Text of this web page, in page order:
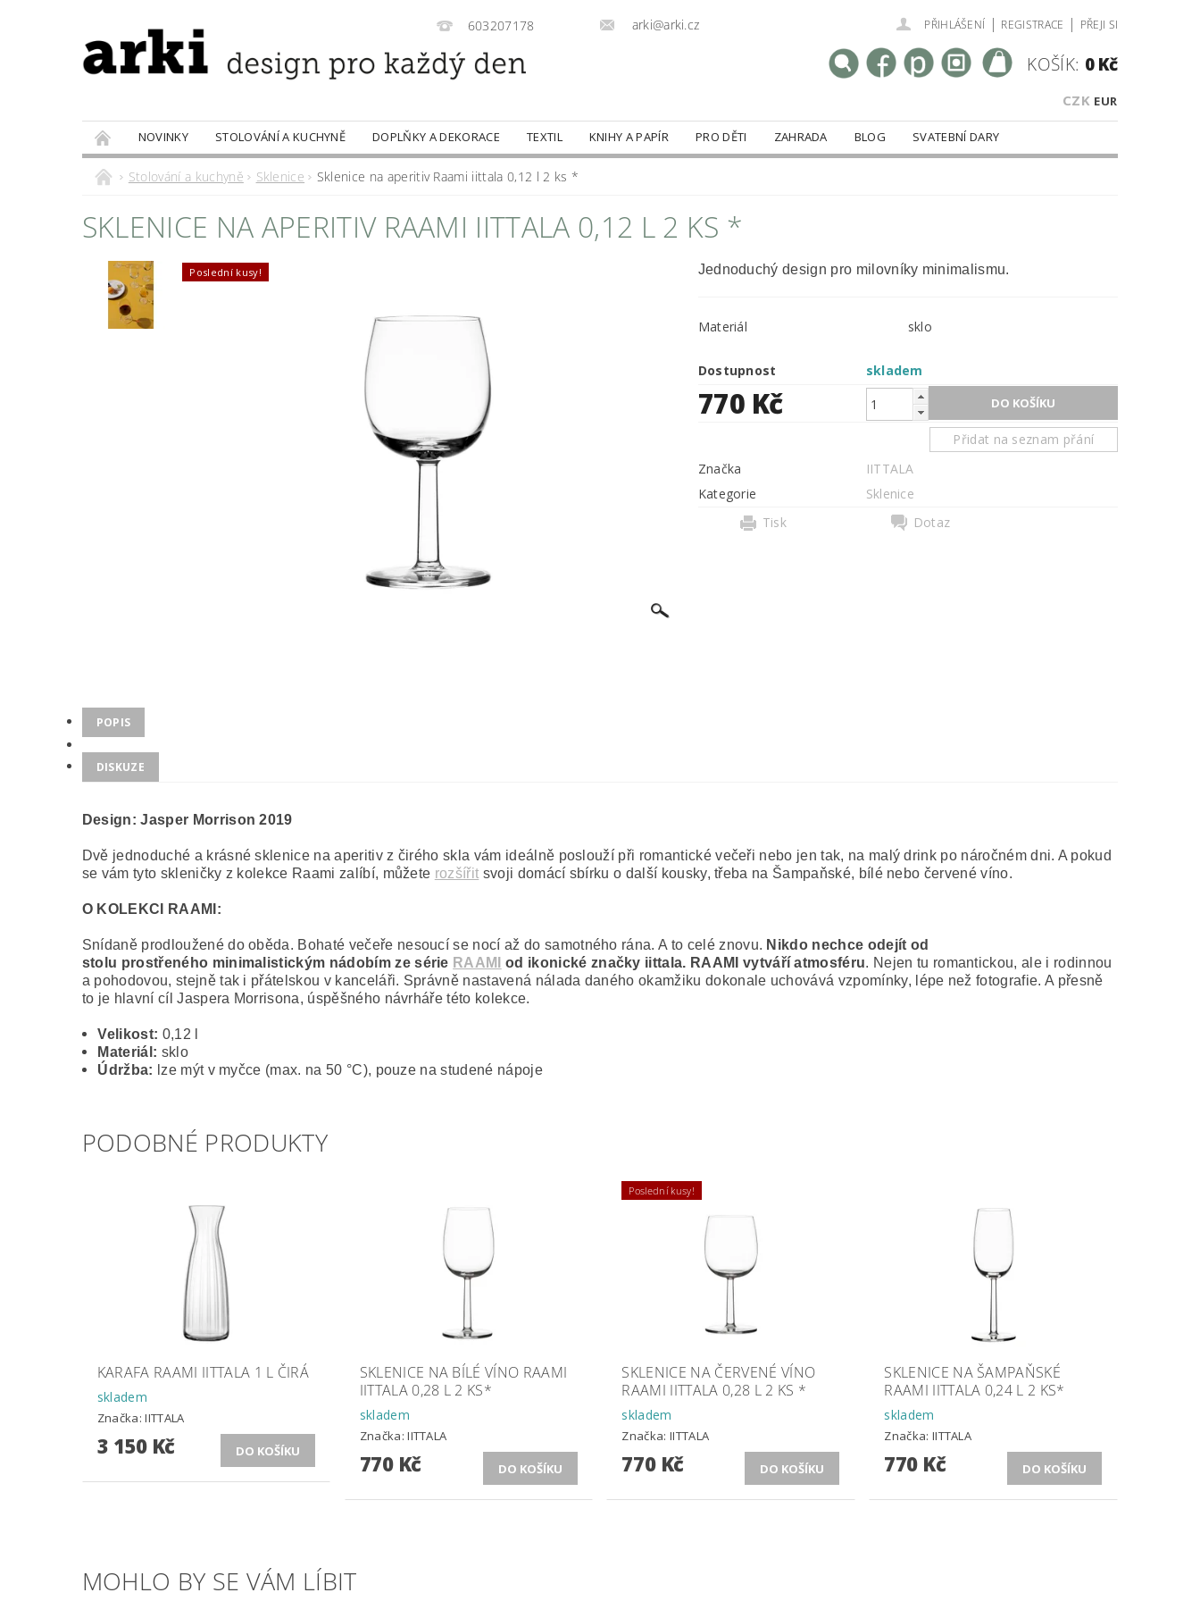
603207178 arki@arki.cz PŘIHLÁŠENÍ | REGISTRACE | PŘEJI SI
CZK EUR
KOŠÍK: 0 Kč
NOVINKY STOLOVÁNÍ A KUCHYNĚ DOPLŇKY A DEKORACE TEXTIL KNIHY A PAPÍR PRO DĚTI ZAHRADA BLOG
SVATEBNÍ DARY
PRODÁVANÉ ZNAČKY
DOBROTY
Stolování a kuchyně Sklenice Sklenice na aperitiv Raami iittala 0,12 l 2 ks *
SKLENICE NA APERITIV RAAMI IITTALA 0,12 L 2 KS *
Poslední kusy! Jednoduchý design pro milovníky minimalismu.
Materiál sklo
Dostupnost skladem
770 Kč
Přidat na seznam přání
Značka
IITTALA
Kategorie
Sklenice
Tisk
Dotaz
POPIS
DISKUZE
Design: Jasper Morrison 2019
Dvě jednoduché a krásné sklenice na aperitiv z čirého skla vám ideálně poslouží při romantické večeři nebo jen tak, na malý drink po náročném dni. A pokud
se vám tyto skleničky z kolekce Raami zalíbí, můžete rozšířit svoji domácí sbírku o další kousky, třeba na Šampaňské, bílé nebo červené víno.
O KOLEKCI RAAMI:
Snídaně prodloužené do oběda. Bohaté večeře nesoucí se nocí až do samotného rána. A to celé znovu. Nikdo nechce odejít od
stolu prostřeného minimalistickým nádobím ze série RAAMI od ikonické značky iittala. RAAMI vytváří atmosféru. Nejen tu romantickou, ale i rodinnou
a pohodovou, stejně tak i přátelskou v kanceláři. Správně nastavená nálada daného okamžiku dokonale uchovává vzpomínky, lépe než fotografie. A přesně
to je hlavní cíl Jaspera Morrisona, úspěšného návrháře této kolekce.
Velikost: 0,12 l
Materiál: sklo
Údržba: lze mýt v myčce (max. na 50 °C), pouze na studené nápoje
PODOBNÉ PRODUKTY
KARAFA RAAMI IITTALA 1 L ČIRÁ
skladem
Značka:IITTALA
3 150 Kč
SKLENICE NA BÍLÉ VÍNO RAAMI
IITTALA 0,28 L 2 KS*
skladem
Značka:IITTALA
770 Kč
Poslední kusy!
SKLENICE NA ČERVENÉ VÍNO
RAAMI IITTALA 0,28 L 2 KS *
skladem
Značka:IITTALA
770 Kč
SKLENICE NA ŠAMPAŇSKÉ
RAAMI IITTALA 0,24 L 2 KS*
skladem
Značka: IITTALA
770 Kč
MOHLO BY SE VÁM LÍBIT